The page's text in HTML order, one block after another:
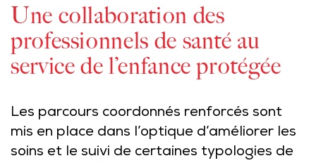
Une collaboration des
professionnels de santé au
service de l’enfance protégée
Les parcours coordonnés renforcés sont
mis en place dans l’optique d’améliorer les
soins et le suivi de certaines typologies de